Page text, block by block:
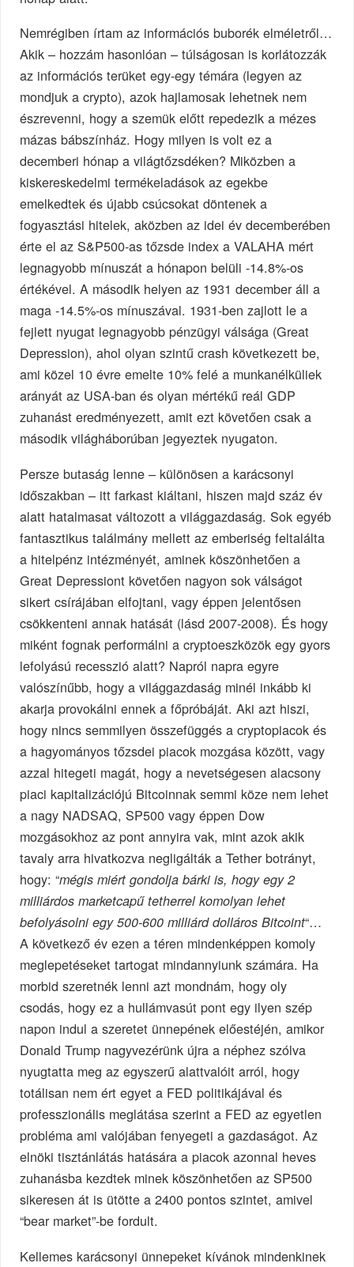
Nemrégiben írtam az információs buborék elméletről…
Akik – hozzám hasonlóan – túlságosan is korlátozzák
az információs terüket egy-egy témára (legyen az
mondjuk a crypto), azok hajlamosak lehetnek nem
észrevenni, hogy a szemük előtt repedezik a mézes
mázas bábszínház. Hogy milyen is volt ez a
decemberi hónap a világtőzsdéken? Miközben a
kiskereskedelmi termékeladások az egekbe
emelkedtek és újabb csúcsokat döntenek a
fogyasztási hitelek, aközben az idei év decemberében
érte el az S&P500-as tőzsde index a VALAHA mért
legnagyobb mínuszát a hónapon belüli -14.8%-os
értékével. A második helyen az 1931 december áll a
maga -14.5%-os mínuszával. 1931-ben zajlott le a
fejlett nyugat legnagyobb pénzügyi válsága (Great
Depression), ahol olyan szintű crash következett be,
ami közel 10 évre emelte 10% felé a munkanélküliek
arányát az USA-ban és olyan mértékű reál GDP
zuhanást eredményezett, amit ezt követően csak a
második világháborúban jegyeztek nyugaton.
Persze butaság lenne – különösen a karácsonyi
időszakban – itt farkast kiáltani, hiszen majd száz év
alatt hatalmasat változott a világgazdaság. Sok egyéb
fantasztikus találmány mellett az emberiség feltalálta
a hitelpénz intézményét, aminek köszönhetően a
Great Depressiont követően nagyon sok válságot
sikert csírájában elfojtani, vagy éppen jelentősen
csökkenteni annak hatását (lásd 2007-2008). És hogy
miként fognak performálni a cryptoeszközök egy gyors
lefolyású recesszió alatt? Napról napra egyre
valószínűbb, hogy a világgazdaság minél inkább ki
akarja provokálni ennek a főpróbáját. Aki azt hiszi,
hogy nincs semmilyen összefüggés a cryptopiacok és
a hagyományos tőzsdei piacok mozgása között, vagy
azzal hitegeti magát, hogy a nevetségesen alacsony
piaci kapitalizációjú Bitcoinnak semmi köze nem lehet
a nagy NADSAQ, SP500 vagy éppen Dow
mozgásokhoz az pont annyira vak, mint azok akik
tavaly arra hivatkozva negligálták a Tether botrányt,
hogy: “mégis miért gondolja bárki is, hogy egy 2
milliárdos marketcapű tetherrel komolyan lehet
befolyásolni egy 500-600 milliárd dolláros Bitcoint“…
A következő év ezen a téren mindenképpen komoly
meglepetéseket tartogat mindannyiunk számára. Ha
morbid szeretnék lenni azt mondnám, hogy oly
csodás, hogy ez a hullámvasút pont egy ilyen szép
napon indul a szeretet ünnepének előestéjén, amikor
Donald Trump nagyvezérünk újra a néphez szólva
nyugtatta meg az egyszerű alattvalóit arról, hogy
totálisan nem ért egyet a FED politikájával és
professzionális meglátása szerint a FED az egyetlen
probléma ami valójában fenyegeti a gazdaságot. Az
elnöki tisztánlátás hatására a piacok azonnal heves
zuhanásba kezdtek minek köszönhetően az SP500
sikeresen át is ütötte a 2400 pontos szintet, amivel
“bear market”-be fordult.
Kellemes karácsonyi ünnepeket kívánok mindenkinek